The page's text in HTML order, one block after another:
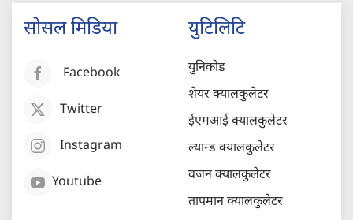
सोसल मिडिया
Facebook
Twitter
Instagram
Youtube
युटिलिटि
युनिकोड
शेयर क्यालकुलेटर
ईएमआई क्यालकुलेटर
ल्यान्ड क्यालकुलेटर
वजन क्यालकुलेटर
तापमान क्यालकुलेटर